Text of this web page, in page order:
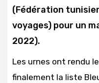
(Fédération
voyages) pour un
2022).
Les urnes ont rendu
finalement la liste